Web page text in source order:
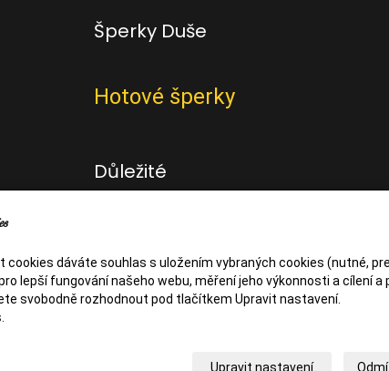
Šperky Duše
Hotové šperky
Důležité
cookies dáváte souhlas s uložením vybraných cookies (nutné,
lepší fungování našeho webu, měření jeho výkonnosti a cílení
svobodně rozhodnout pod tlačítkem Upravit nastavení.
Upravit nastavení